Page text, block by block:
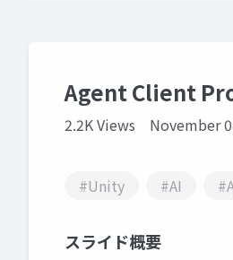
Agent Client
2.2K Views November
#Unity #AI
スライド概要